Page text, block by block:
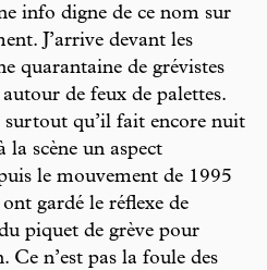
info digne de ce nom sur
J’arrive devant les
quarantaine de grévistes
de feux de palettes.
surtout qu’il fait encore nuit
la scène un aspect
le mouvement de 1995
gardé le réflexe de
piquet de grève pour
Ce n’est pas la foule des